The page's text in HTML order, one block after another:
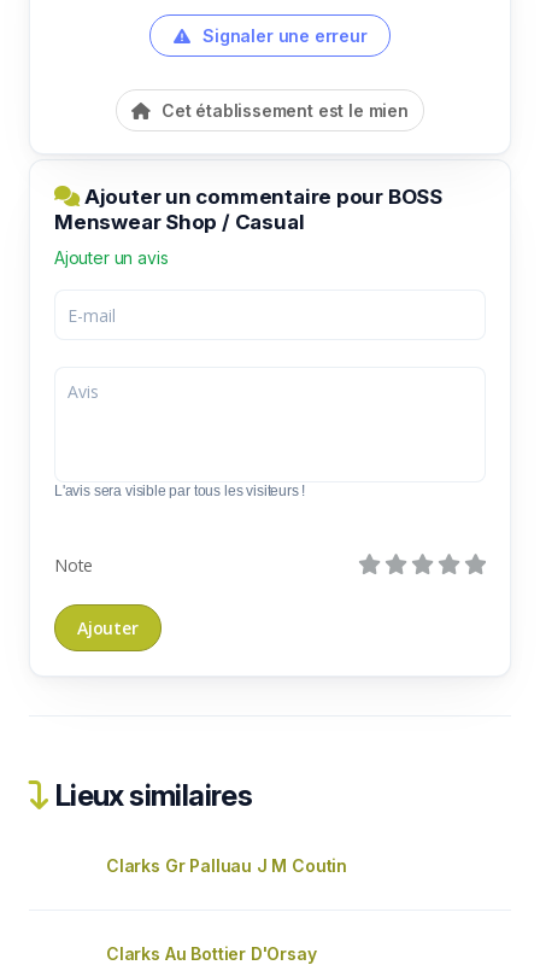
Signaler une erreur
Cet établissement est le mien
Ajouter un commentaire pour BOSS
Menswear Shop / Casual
Ajouter un avis
L'avis sera visible par tous les visiteurs !
Note
Lieux similaires
Clarks Gr Palluau J M Coutin
Clarks Au Bottier D'Orsay